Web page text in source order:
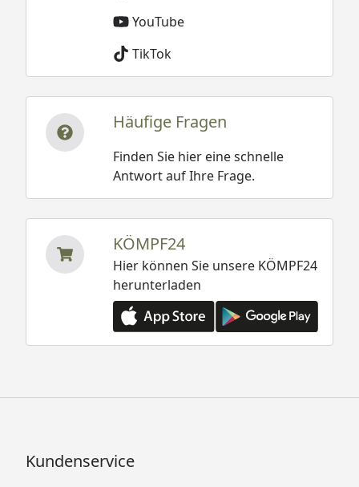
YouTube
TikTok
Häufige Fragen
Finden Sie hier eine schnelle
Antwort auf Ihre Frage.
KÖMPF24
Hier können Sie unsere KÖMPF24
herunterladen
Kundenservice